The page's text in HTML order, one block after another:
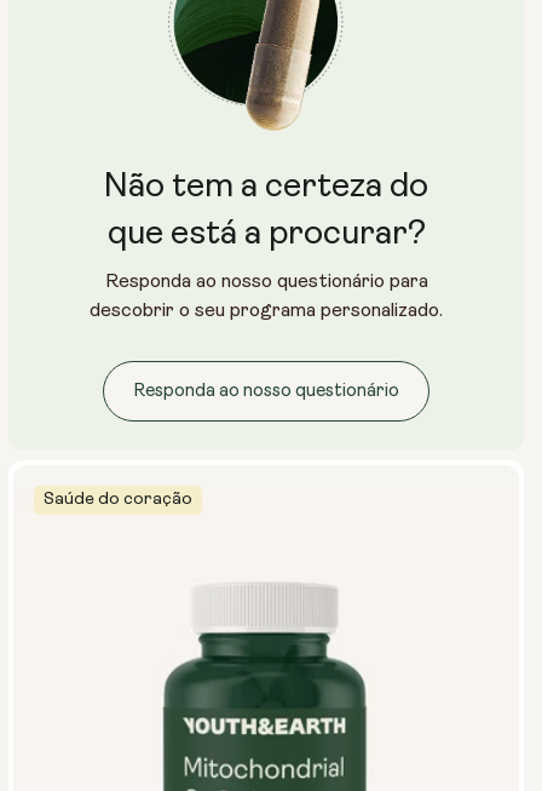
Saúde do coração
Não tem a certeza do
que está a procurar?
Responda ao nosso questionário para
descobrir o seu programa personalizado.
Responda ao nosso questionário